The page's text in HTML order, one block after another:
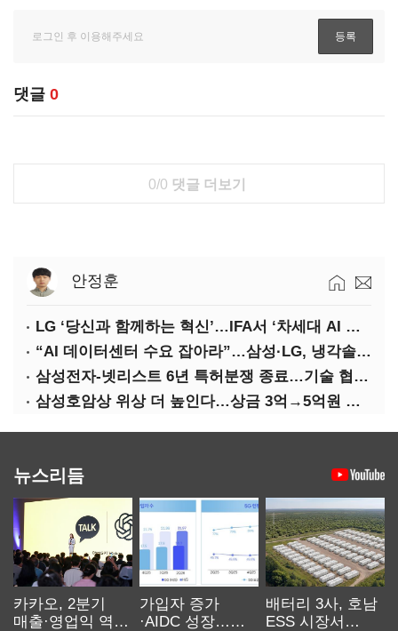
댓글 0
0/0 댓글 더보기
안정훈
LG ‘당신과 함께하는 혁신’…IFA서 ‘차세대 AI 홈’ 비전 공개
“AI 데이터센터 수요 잡아라”…삼성·LG, 냉각솔루션 속도전
삼성전자-넷리스트 6년 특허분쟁 종료…기술 협력 확대 합의
삼성호암상 위상 더 높인다…상금 3억→5억원 증액
뉴스리듬
카카오, 2분기
매출·영업익 역대
가입자 증가
·AIDC 성장…
배터리 3사, 호남
ESS 시장서